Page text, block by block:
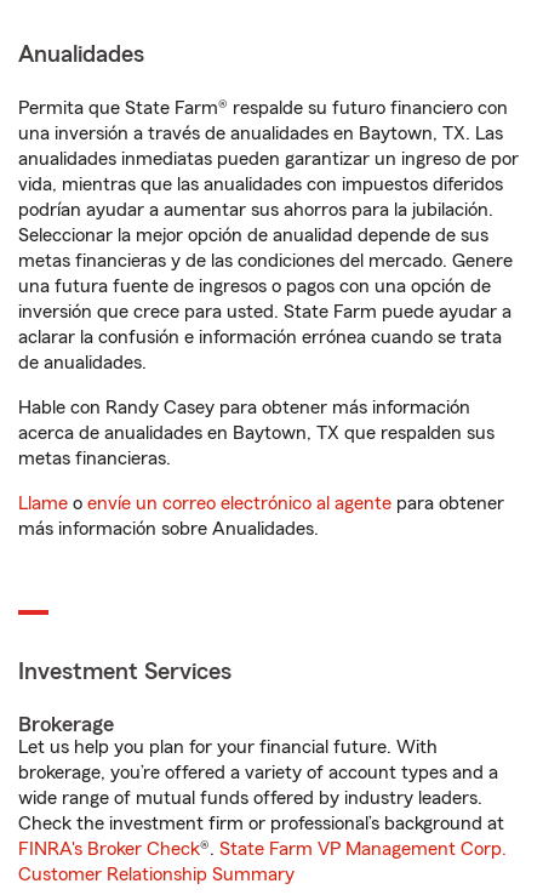
Anualidades
Permita que State Farm® respalde su futuro financiero con
una inversión a través de anualidades en Baytown, TX. Las
anualidades inmediatas pueden garantizar un ingreso de por
vida, mientras que las anualidades con impuestos diferidos
podrían ayudar a aumentar sus ahorros para la jubilación.
Seleccionar la mejor opción de anualidad depende de sus
metas financieras y de las condiciones del mercado. Genere
una futura fuente de ingresos o pagos con una opción de
inversión que crece para usted. State Farm puede ayudar a
aclarar la confusión e información errónea cuando se trata
de anualidades.
Hable con Randy Casey para obtener más información
acerca de anualidades en Baytown, TX que respalden sus
metas financieras.
Llame o envíe un correo electrónico al agente para obtener
más información sobre Anualidades.
Investment Services
Brokerage
Let us help you plan for your financial future. With
brokerage, you’re offered a variety of account types and a
wide range of mutual funds offered by industry leaders.
Check the investment firm or professional’s background at
FINRA's Broker Check®. State Farm VP Management Corp.
Customer Relationship Summary